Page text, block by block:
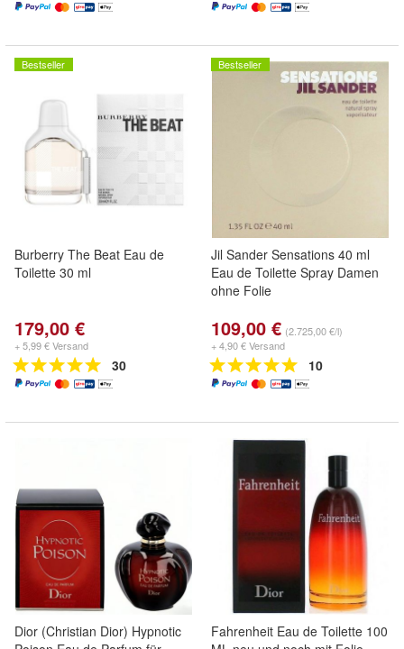
Bestseller
Burberry The Beat Eau de
Toilette 30 ml
179,00 €
+ 5,99 € Versand
30
Bestseller
Jil Sander Sensations 40 ml
Eau de Toilette Spray Damen
ohne Folie
109,00 € (2.725,00 €/l)
+ 4,90 € Versand
10
Dior (Christian Dior) Hypnotic
Fahrenheit Eau de Toilette 100